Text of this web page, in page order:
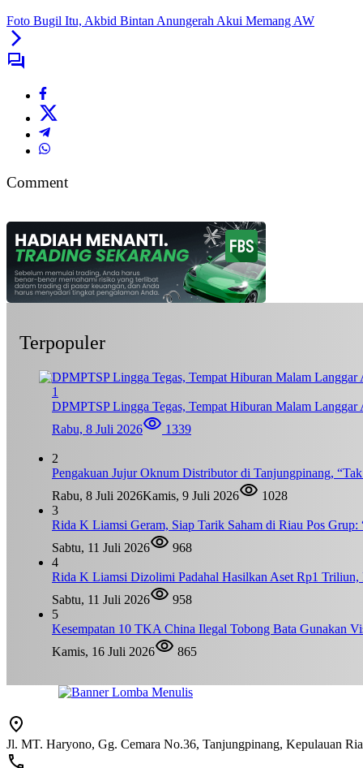
Foto Bugil Itu, Akbid Bintan Anungerah Akui Memang AW
Comment
Terpopuler
1
DPMPTSP Lingga Tegas, Tempat Hiburan Malam Langgar
Rabu, 8 Juli 2026
1339
2
Pengakuan Jujur Oknum Distributor di Tanjungpinang,
Rabu, 8 Juli 2026Kamis, 9 Juli 2026
1028
3
Rida K Liamsi Geram, Siap Tarik Saham di Riau Pos
Sabtu, 11 Juli 2026
968
4
Rida K Liamsi Dizolimi Padahal Hasilkan Aset Rp1 Triliun,
Sabtu, 11 Juli 2026
958
5
Kesempatan 10 TKA China Ilegal Tobong Bata Gunakan
Kamis, 16 Juli 2026
865
Jl. MT. Haryono, Gg. Cemara No.36, Tanjungpinang, Kepulauan